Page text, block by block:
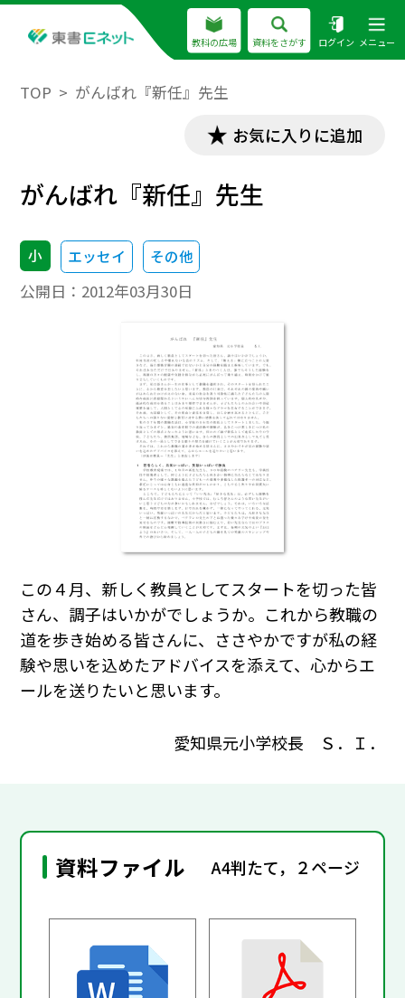
教科の広場 資料をさがす ログイン メニュー
TOP がんばれ『新任』先生
お気に入りに追加
がんばれ『新任』先生
小 エッセイ その他
公開日： 2012年03月30日
この４月、新しく教員としてスタートを切った皆
さん、調子はいかがでしょうか。これから教職の
道を歩き始める皆さんに、ささやかですが私の経
験や思いを込めたアドバイスを添えて、心からエ
ールを送りたいと思います。
愛知県元小学校長 Ｓ．Ｉ．
資料ファイル A4判たて，２ページ